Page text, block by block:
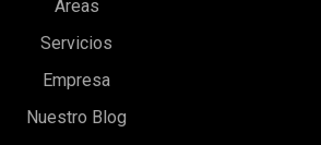
Áreas
Servicios
Empresa
Nuestro Blog